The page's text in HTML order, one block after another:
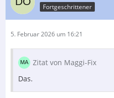
Fortgeschrittener
5. Februar 2026 um 16:21
Zitat von Maggi-Fix
Das.